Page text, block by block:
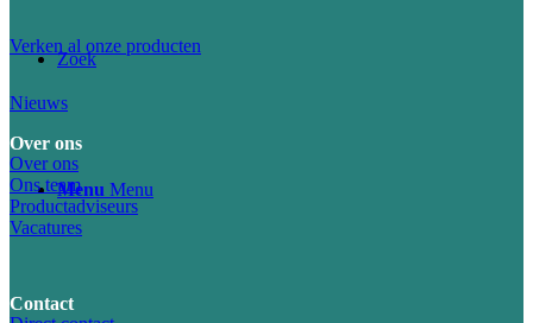
Zoek
Menu Menu
Verken al onze producten
Nieuws
Over ons
Over ons
Ons team
Productadviseurs
Vacatures
Contact